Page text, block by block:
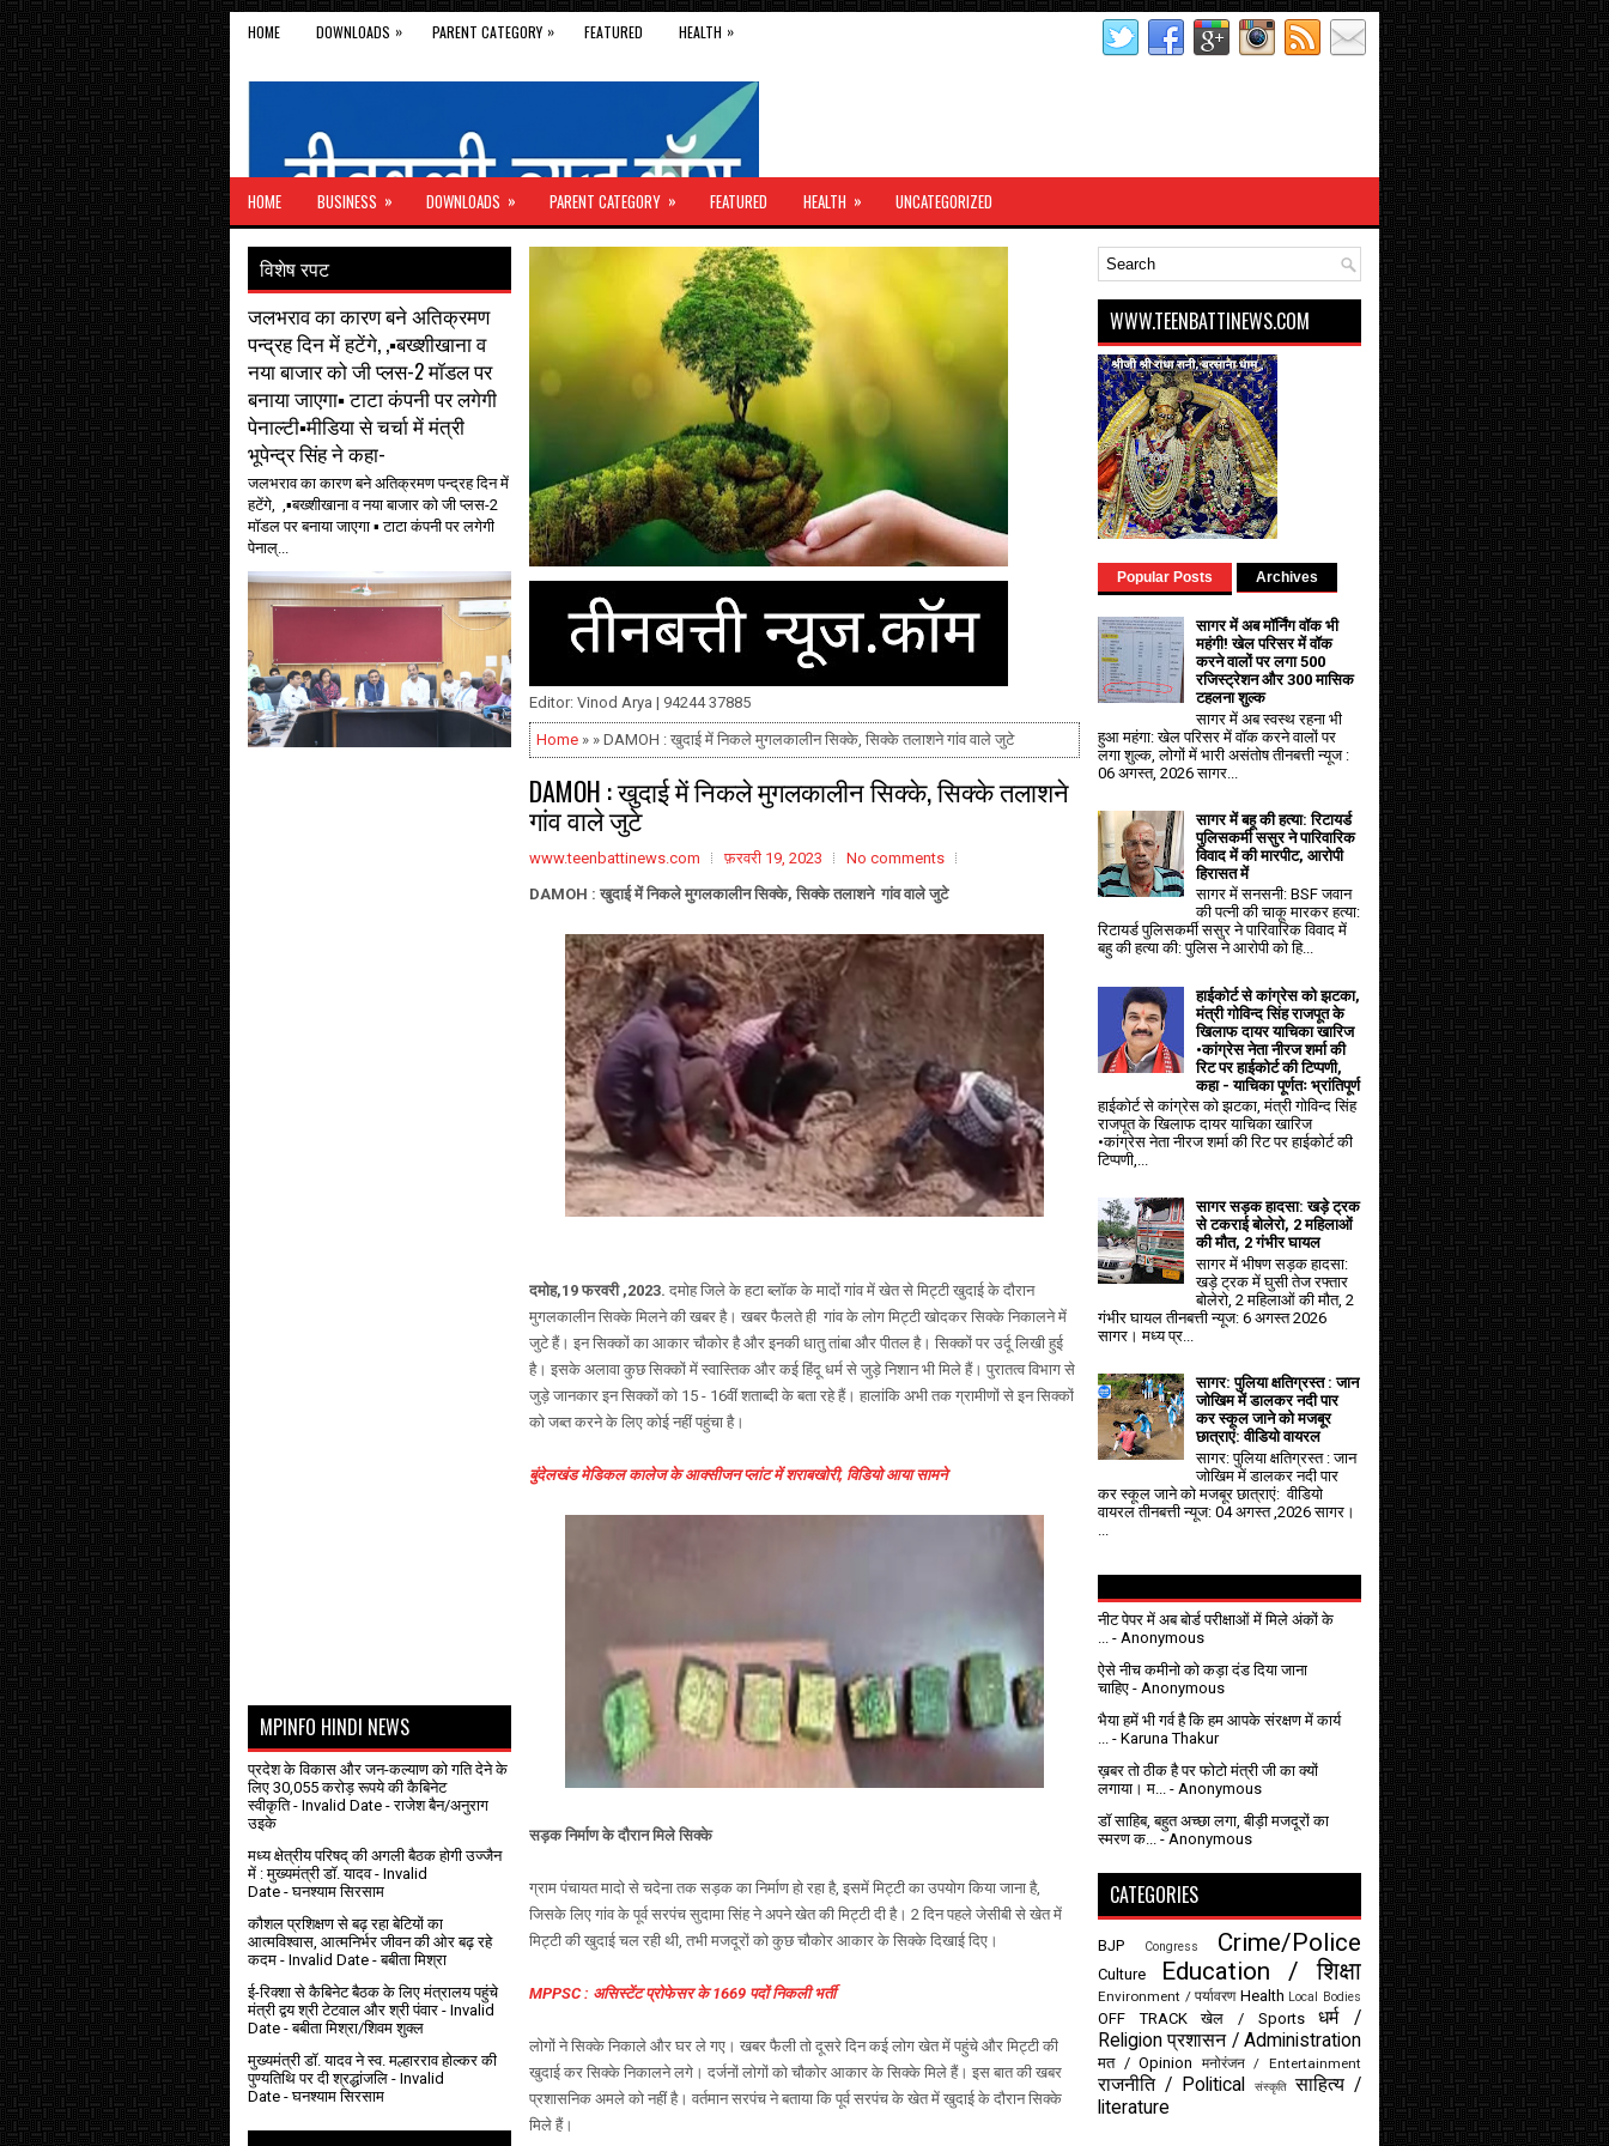
HOME DOWNLOADS » PARENT CATEGORY » FEATURED HEALTH »
HOME BUSINESS » DOWNLOADS » PARENT CATEGORY » FEATURED HEALTH » UNCATEGORIZED
Editor: Vinod Arya | 94244 37885
Home » » DAMOH : खुदाई में निकले मुगलकालीन सिक्के, सिक्के तलाशने गांव वाले जुटे
DAMOH : खुदाई में निकले मुगलकालीन सिक्के, सिक्के तलाशने
गांव वाले जुटे
www.teenbattinews.com फ़रवरी 19, 2023
No comments
DAMOH : खुदाई में निकले मुगलकालीन सिक्के, सिक्के तलाशने गांव वाले जुटे
दमोह,19 फरवरी ,2023. दमोह जिले के हटा ब्लॉक के मादों गांव में खेत से मिट्टी खुदाई के दौरान
मुगलकालीन सिक्के मिलने की खबर है। खबर फैलते ही गांव के लोग मिट्टी खोदकर सिक्के निकालने में
जुटे हैं। इन सिक्कों का आकार चौकोर है और इनकी धातु तांबा और पीतल है। सिक्कों पर उर्दू लिखी हुई
है। इसके अलावा कुछ सिक्कों में स्वास्तिक और कई हिंदू धर्म से जुड़े निशान भी मिले हैं। पुरातत्व विभाग से
जुड़े जानकार इन सिक्कों को 15 - 16वीं शताब्दी के बता रहे हैं। हालांकि अभी तक ग्रामीणों से इन सिक्कों
को जब्त करने के लिए कोई नहीं पहुंचा है।
बुंदेलखंड मेडिकल कालेज के आक्सीजन प्लांट में शराबखोरी, विडियो आया सामने
सड़क निर्माण के दौरान मिले सिक्के
ग्राम पंचायत मादो से चदेना तक सड़क का निर्माण हो रहा है, इसमें मिट्टी का उपयोग किया जाना है,
जिसके लिए गांव के पूर्व सरपंच सुदामा सिंह ने अपने खेत की मिट्टी दी है। 2 दिन पहले जेसीबी से खेत में
मिट्टी की खुदाई चल रही थी, तभी मजदूरों को कुछ चौकोर आकार के सिक्के दिखाई दिए।
MPPSC : असिस्टेंट प्रोफेसर के 1669 पदों निकली भर्ती
लोगों ने सिक्के निकाले और घर ले गए। खबर फैली तो दूसरे दिन कई लोग खेत में पहुंचे और मिट्टी की
खुदाई कर सिक्के निकालने लगे। दर्जनों लोगों को चौकोर आकार के सिक्के मिले हैं। इस बात की खबर
प्रशासनिक अमले को नहीं है। वर्तमान सरपंच ने बताया कि पूर्व सरपंच के खेत में खुदाई के दौरान सिक्के
मिले हैं।
विशेष रपट
जलभराव का कारण बने अतिक्रमण
पन्द्रह दिन में हटेंगे, ,▪️बख्शीखाना व
नया बाजार को जी प्लस-2 मॉडल पर
बनाया जाएगा▪️ टाटा कंपनी पर लगेगी
पेनाल्टी▪️मीडिया से चर्चा में मंत्री
भूपेन्द्र सिंह ने कहा-
जलभराव का कारण बने अतिक्रमण पन्द्रह दिन में
हटेंगे, ,▪️बख्शीखाना व नया बाजार को जी प्लस-2
मॉडल पर बनाया जाएगा ▪️ टाटा कंपनी पर लगेगी
पेनाल्...
MPINFO HINDI NEWS
प्रदेश के विकास और जन-कल्याण को गति देने के
लिए 30,055 करोड़ रूपये की कैबिनेट
स्वीकृति- Invalid Date - राजेश बैन/अनुराग
उइके
मध्य क्षेत्रीय परिषद् की अगली बैठक होगी उज्जैन
में : मुख्यमंत्री डॉ. यादव- Invalid
Date - घनश्याम सिरसाम
कौशल प्रशिक्षण से बढ़ रहा बेटियों का
आत्मविश्वास, आत्मनिर्भर जीवन की ओर बढ़ रहे
कदम - Invalid Date - बबीता मिश्रा
ई-रिक्शा से कैबिनेट बैठक के लिए मंत्रालय पहुंचे
मंत्री द्वय श्री टेटवाल और श्री पंवार - Invalid
Date - बबीता मिश्रा/शिवम शुक्ल
मुख्यमंत्री डॉ. यादव ने स्व. मल्हारराव होल्कर की
पुण्यतिथि पर दी श्रद्धांजलि - Invalid
Date - घनश्याम सिरसाम
WWW.TEENBATTINEWS.COM
Popular Posts Archives
सागर में अब मॉर्निंग वॉक भी
महंगी! खेल परिसर में वॉक
करने वालों पर लगा ₹500
रजिस्ट्रेशन और ₹300 मासिक
टहलना शुल्क
सागर में अब स्वस्थ रहना भी
हुआ महंगा: खेल परिसर में वॉक करने वालों पर
लगा शुल्क, लोगों में भारी असंतोष तीनबत्ती न्यूज :
06 अगस्त, 2026 सागर...
सागर में बहू की हत्या: रिटायर्ड
पुलिसकर्मी ससुर ने पारिवारिक
विवाद में की मारपीट, आरोपी
हिरासत में
सागर में सनसनी: BSF जवान
की पत्नी की चाकू मारकर हत्या:
रिटायर्ड पुलिसकर्मी ससुर ने पारिवारिक विवाद में
बहु की हत्या की: पुलिस ने आरोपी को हि...
हाईकोर्ट से कांग्रेस को झटका,
मंत्री गोविन्द सिंह राजपूत के
खिलाफ दायर याचिका खारिज
•कांग्रेस नेता नीरज शर्मा की
रिट पर हाईकोर्ट की टिप्पणी,
कहा - याचिका पूर्णतः भ्रांतिपूर्ण
हाईकोर्ट से कांग्रेस को झटका, मंत्री गोविन्द सिंह
राजपूत के खिलाफ दायर याचिका खारिज
•कांग्रेस नेता नीरज शर्मा की रिट पर हाईकोर्ट की
टिप्पणी,...
सागर सड़क हादसा: खड़े ट्रक
से टकराई बोलेरो, 2 महिलाओं
की मौत, 2 गंभीर घायल
सागर में भीषण सड़क हादसा:
खड़े ट्रक में घुसी तेज रफ्तार
बोलेरो, 2 महिलाओं की मौत, 2
गंभीर घायल तीनबत्ती न्यूज: 6 अगस्त 2026
सागर। मध्य प्र...
सागर: पुलिया क्षतिग्रस्त : जान
जोखिम में डालकर नदी पार
कर स्कूल जाने को मजबूर
छात्राएं: वीडियो वायरल
सागर: पुलिया क्षतिग्रस्त : जान
जोखिम में डालकर नदी पार
कर स्कूल जाने को मजबूर छात्राएं: वीडियो
वायरल तीनबत्ती न्यूज: 04 अगस्त ,2026 सागर।
नीट पेपर में अब बोर्ड परीक्षाओं में मिले अंकों के
- Anonymous
ऐसे नीच कमीनो को कड़ा दंड दिया जाना
चाहिए - Anonymous
भैया हमें भी गर्व है कि हम आपके संरक्षण में कार्य
- Karuna Thakur
ख़बर तो ठीक है पर फोटो मंत्री जी का क्यों
लगाया। म...
- Anonymous
डॉ साहिब, बहुत अच्छा लगा, बीड़ी मजदूरों का
स्मरण क...
- Anonymous
CATEGORIES
BJP Congress Crime/Police
Culture Education / शिक्षा
Environment / पर्यावरण Health Local Bodies
OFF TRACK खेल / Sports
धर्म /
Religion प्रशासन / Administration
मत / Opinion मनोरंजन / Entertainment
राजनीति / Political संस्कृति साहित्य /
literature